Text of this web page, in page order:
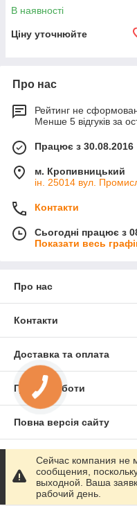
В наявності
Ціну уточнюйте
Про нас
Рейтинг не
Менше 5 відгуків за
Працює з 30.08.2016
м. Кропивницький
ін. 25014 вул.
Контакти
Сьогодні працює з
Показати весь
Про нас
Контакти
Доставка та оплата
Графік роботи
Повна версія сайту
Сайт створено на
Політика
Сейчас компания не
сообщения,
выходной. Ваша
рабочий день.